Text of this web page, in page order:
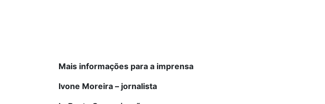
Mais informações para a imprensa
Ivone Moreira – jornalista